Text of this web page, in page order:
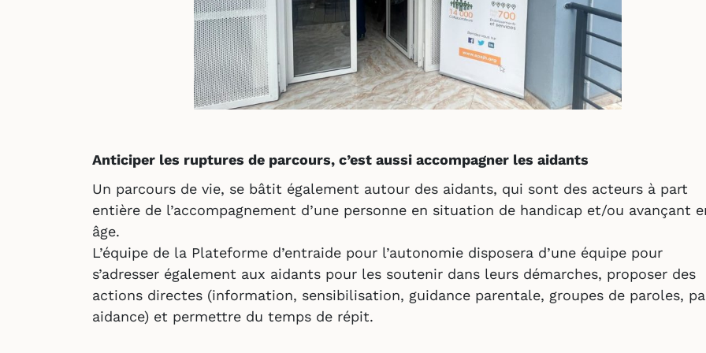
Anticiper les ruptures de parcours, c’est aussi accompagner les aidants
Un parcours de vie, se bâtit également autour des aidants, qui sont des acteurs à part
entière de l’accompagnement d’une personne en situation de handicap et/ou avançant
âge.
L’équipe de la Plateforme d’entraide pour l’autonomie disposera d’une équipe pour
s’adresser également aux aidants pour les soutenir dans leurs démarches, proposer des
actions directes (information, sensibilisation, guidance parentale, groupes de paroles,
aidance) et permettre du temps de répit.